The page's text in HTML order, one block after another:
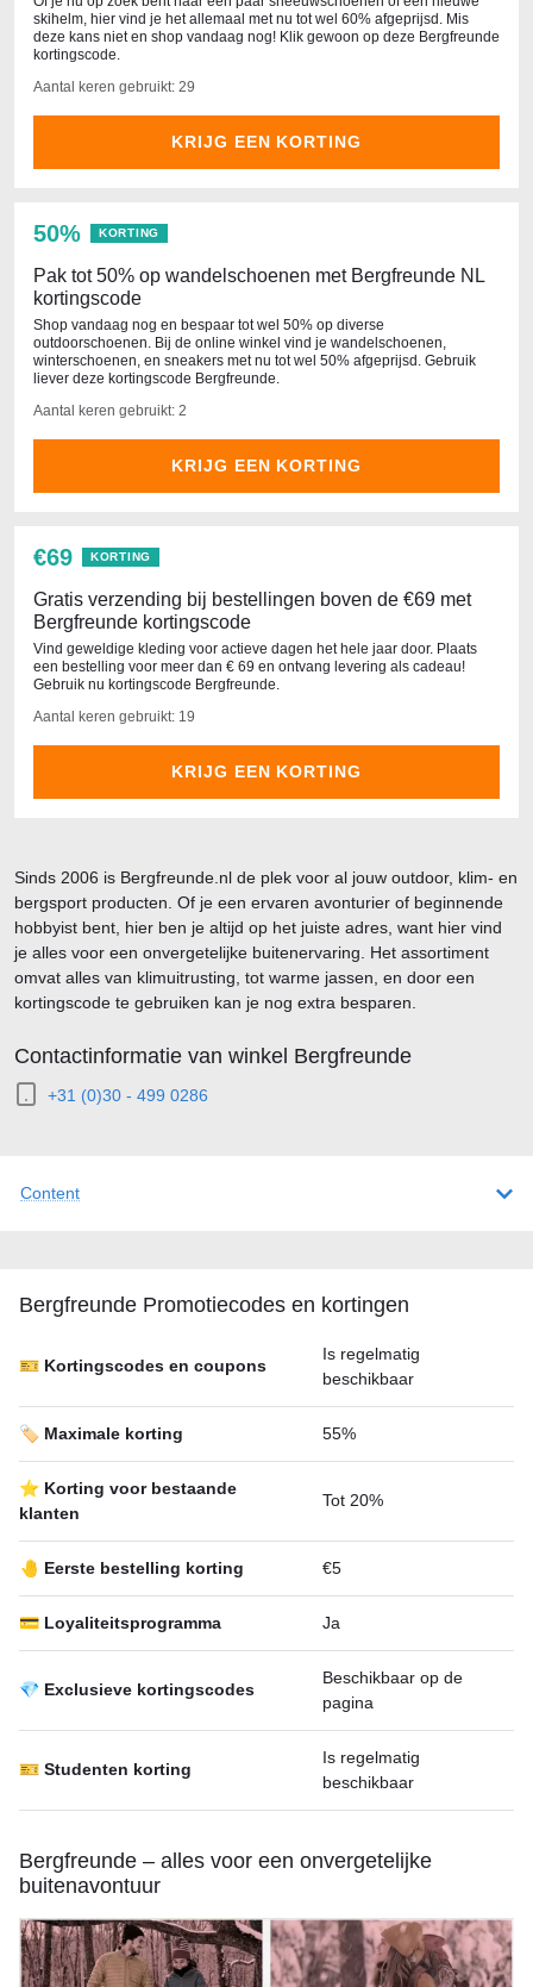
skihelm, hier vind je het allemaal met nu tot wel 60% afgeprijsd. Mis
deze kans niet en shop vandaag nog! Klik gewoon op deze Bergfreunde
kortingscode.
Aantal keren gebruikt: 29
KRIJG EEN KORTING
50% KORTING
Pak tot 50% op wandelschoenen met Bergfreunde NL
kortingscode
Shop vandaag nog en bespaar tot wel 50% op diverse
outdoorschoenen. Bij de online winkel vind je wandelschoenen,
winterschoenen, en sneakers met nu tot wel 50% afgeprijsd. Gebruik
liever deze kortingscode Bergfreunde.
Aantal keren gebruikt: 2
KRIJG EEN KORTING
€69 KORTING
Gratis verzending bij bestellingen boven de €69 met
Bergfreunde kortingscode
Vind geweldige kleding voor actieve dagen het hele jaar door. Plaats
een bestelling voor meer dan € 69 en ontvang levering als cadeau!
Gebruik nu kortingscode Bergfreunde.
Aantal keren gebruikt: 19
KRIJG EEN KORTING
Content
Bergfreunde Promotiecodes en kortingen
🎫 Kortingscodes en coupons
Is regelmatig
beschikbaar
🏷️ Maximale korting 55%
⭐ Korting voor bestaande
klanten
Tot 20%
🤚 Eerste bestelling korting €5
💳 Loyaliteitsprogramma Ja
💎 Exclusieve kortingscodes
Beschikbaar op de
pagina
🎫 Studenten korting
Is regelmatig
beschikbaar
Bergfreunde – alles voor een onvergetelijke
buitenavontuur
Sinds 2006 is Bergfreunde.nl de plek voor al jouw outdoor, klim- en
bergsport producten. Of je een ervaren avonturier of beginnende
hobbyist bent, hier ben je altijd op het juiste adres, want hier vind
je alles voor een onvergetelijke buitenervaring. Het assortiment
omvat alles van klimuitrusting, tot warme jassen, en door een
kortingscode te gebruiken kan je nog extra besparen.
Contactinformatie van winkel Bergfreunde
+31 (0)30 - 499 0286